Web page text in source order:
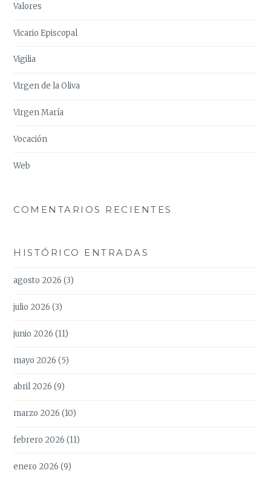
Valores
Vicario Episcopal
Vigilia
Virgen de la Oliva
Virgen María
Vocación
Web
COMENTARIOS RECIENTES
HISTÓRICO ENTRADAS
agosto 2026 (3)
julio 2026 (3)
junio 2026 (11)
mayo 2026 (5)
abril 2026 (9)
marzo 2026 (10)
febrero 2026 (11)
enero 2026 (9)